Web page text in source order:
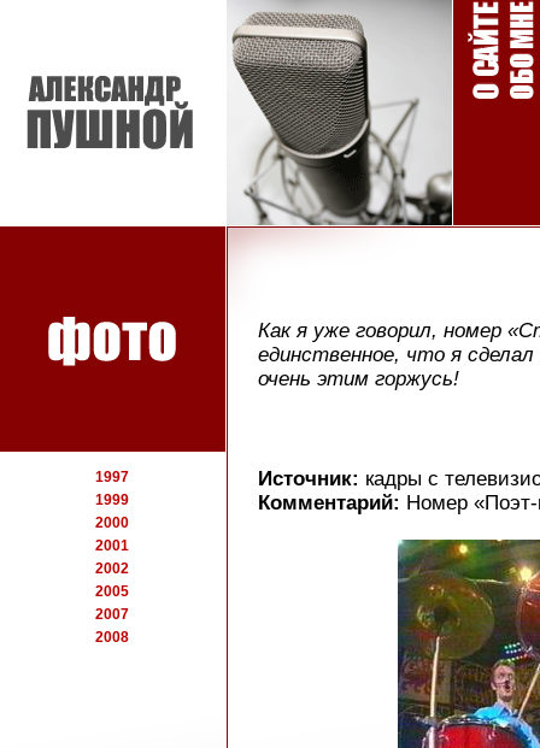
Как я уже говорил, номер
единственное, что я
очень этим горжусь!
Источник: кадры с
Комментарий: Номер
1997
1999
2000
2001
2002
2005
2007
2008